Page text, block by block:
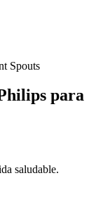
Spouts
para
saludable.